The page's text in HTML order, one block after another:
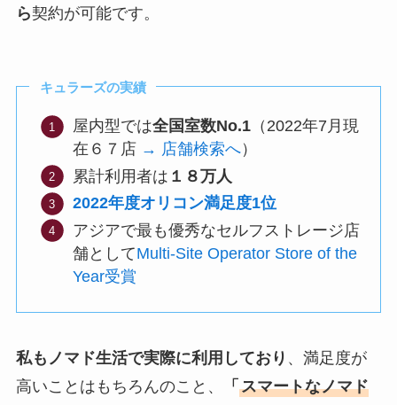
ら契約が可能です。
キュラーズの実績
屋内型では全国室数No.1（2022年7月現
在６７店 → 店舗検索へ）
累計利用者は １８万人
2022年度オリコン満足度1位
アジアで最も優秀なセルフストレージ店
舗としてMulti-Site Operator Store of the
Year受賞
私もノマド生活で実際に利用しており 、満足度が
高いことはもちろんのこと、
「 スマートなノマド